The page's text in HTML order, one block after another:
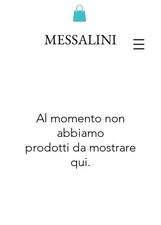
MESSALINI
Al momento non
abbiamo
prodotti da mostrare
qui.